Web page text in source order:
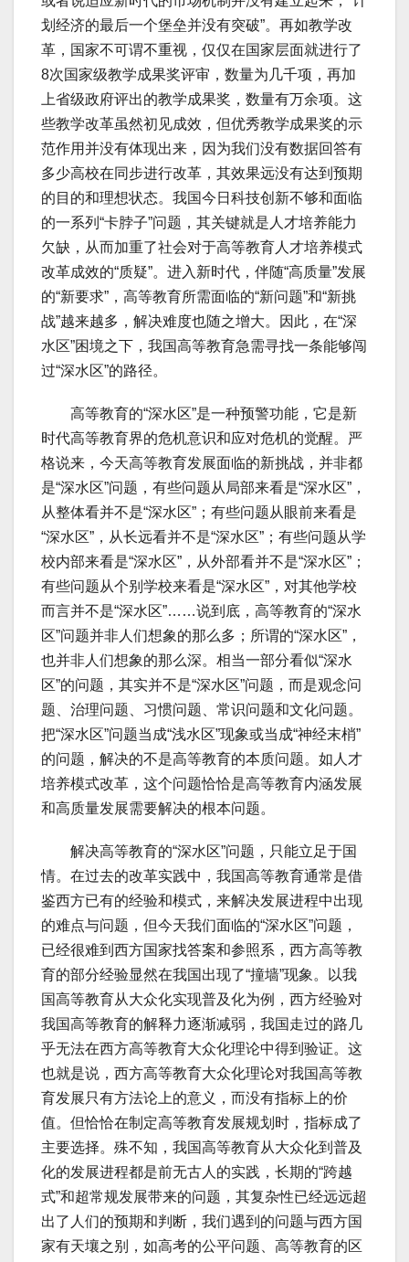
划经济的最后一个堡垒并没有突破”。再如教学改
革，国家不可谓不重视，仅仅在国家层面就进行了
8次国家级教学成果奖评审，数量为几千项，再加
上省级政府评出的教学成果奖，数量有万余项。这
些教学改革虽然初见成效，但优秀教学成果奖的示
范作用并没有体现出来，因为我们没有数据回答有
多少高校在同步进行改革，其效果远没有达到预期
的目的和理想状态。我国今日科技创新不够和面临
的一系列“卡脖子”问题，其关键就是人才培养能力
欠缺，从而加重了社会对于高等教育人才培养模式
改革成效的“质疑”。进入新时代，伴随“高质量”发展
的“新要求”，高等教育所需面临的“新问题”和“新挑
战”越来越多，解决难度也随之增大。因此，在“深
水区”困境之下，我国高等教育急需寻找一条能够闯
过“深水区”的路径。
高等教育的“深水区”是一种预警功能，它是新
时代高等教育界的危机意识和应对危机的觉醒。严
格说来，今天高等教育发展面临的新挑战，并非都
是“深水区”问题，有些问题从局部来看是“深水区”，
从整体看并不是“深水区”；有些问题从眼前来看是
“深水区”，从长远看并不是“深水区”；有些问题从学
校内部来看是“深水区”，从外部看并不是“深水区”；
有些问题从个别学校来看是“深水区”，对其他学校
而言并不是“深水区”……说到底，高等教育的“深水
区”问题并非人们想象的那么多；所谓的“深水区”，
也并非人们想象的那么深。相当一部分看似“深水
区”的问题，其实并不是“深水区”问题，而是观念问
题、治理问题、习惯问题、常识问题和文化问题。
把“深水区”问题当成“浅水区”现象或当成“神经末梢”
的问题，解决的不是高等教育的本质问题。如人才
培养模式改革，这个问题恰恰是高等教育内涵发展
和高质量发展需要解决的根本问题。
解决高等教育的“深水区”问题，只能立足于国
情。在过去的改革实践中，我国高等教育通常是借
鉴西方已有的经验和模式，来解决发展进程中出现
的难点与问题，但今天我们面临的“深水区”问题，
已经很难到西方国家找答案和参照系，西方高等教
育的部分经验显然在我国出现了“撞墙”现象。以我
国高等教育从大众化实现普及化为例，西方经验对
我国高等教育的解释力逐渐减弱，我国走过的路几
乎无法在西方高等教育大众化理论中得到验证。这
也就是说，西方高等教育大众化理论对我国高等教
育发展只有方法论上的意义，而没有指标上的价
值。但恰恰在制定高等教育发展规划时，指标成了
主要选择。殊不知，我国高等教育从大众化到普及
化的发展进程都是前无古人的实践，长期的“跨越
式”和超常规发展带来的问题，其复杂性已经远远超
出了人们的预期和判断，我们遇到的问题与西方国
家有天壤之别，如高考的公平问题、高等教育的区